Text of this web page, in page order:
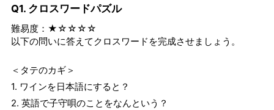
Q1. クロスワードパズル
難易度：★☆☆☆☆
以下の問いに答えてクロスワードを完成させましょう。
＜タテのカギ＞
1. ワインを日本語にすると？
2. 英語で子守唄のことをなんという？